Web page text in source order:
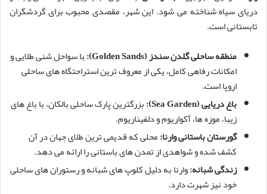
دریای سیاه شناخته می شود. این شهر، مقصدی محبوب برای گردشگران
تابستانی است.
منطقه ساحلی گلدن سندز (Golden Sands):
با سواحل شنی طلایی و
امکانات رفاهی کامل، یکی از معروف ترین استراحتگاه های ساحلی
اروپا است.
باغ دریایی (Sea Garden):
بزرگترین پارک ساحلی بالکان، با باغ های
زیبا، موزه ها، آکواریوم و دلفیناریوم.
گورستان باستانی وارنا:محلی که قدیمی ترین طلای جهان در آن
کشف شده و شواهدی از تمدن های باستانی را ارائه می دهد.
زندگی شبانه:وارنا به دلیل کلوپ های شبانه و رستوران های ساحلی
خود نیز شهرت دارد.